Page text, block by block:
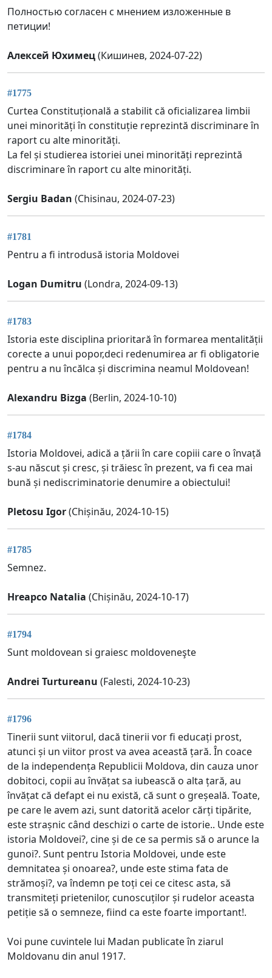
Полностью согласен с мнением изложенные в
петиции!
Алексей Юхимец(Кишинев, 2024-07-22)
#1775
Curtea Constituțională a stabilit că oficializarea limbii
unei minorități în constituție reprezintă discriminare în
raport cu alte minorități.
La fel și studierea istoriei unei minorități reprezintă
discriminare în raport cu alte minorități.
Sergiu Badan (Chisinau, 2024-07-23)
#1781
Pentru a fi introdusă istoria Moldovei
Logan Dumitru (Londra, 2024-09-13)
#1783
Istoria este disciplina prioritară în formarea mentalității
corecte a unui popor,deci redenumirea ar fi obligatorie
pentru a nu încălca și discrimina neamul Moldovean!
Alexandru Bizga (Berlin, 2024-10-10)
#1784
Istoria Moldovei, adică a țării în care copiii care o învață
s-au născut și cresc, și trăiesc în prezent, va fi cea mai
bună și nediscriminatorie denumire a obiectului!
Pletosu Igor(Chișinău, 2024-10-15)
#1785
Semnez.
Hreapco Natalia (Chișinău, 2024-10-17)
#1794
Sunt moldovean si graiesc moldoveneşte
Andrei Turtureanu (Falesti, 2024-10-23)
#1796
Tinerii sunt viitorul, dacă tinerii vor fi educați prost,
atunci și un viitor prost va avea această țară. În coace
de la independența Republicii Moldova, din cauza unor
dobitoci, copii au învățat sa iubească o alta țară, au
învățat că defapt ei nu există, că sunt o greșeală. Toate,
pe care le avem azi, sunt datorită acelor cărți tipărite,
este strașnic când deschizi o carte de istorie.. Unde este
istoria Moldovei?, cine și de ce sa permis să o arunce la
gunoi?. Sunt pentru Istoria Moldovei, unde este
demnitatea și onoarea?, unde este stima fata de
strămoși?, va îndemn pe toți cei ce citesc asta, să
transmiteți prietenilor, cunoscuților și rudelor aceasta
petiție să o semneze, fiind ca este foarte important!.
Voi pune cuvintele lui Madan publicate în ziarul
Moldovanu din anul 1917.